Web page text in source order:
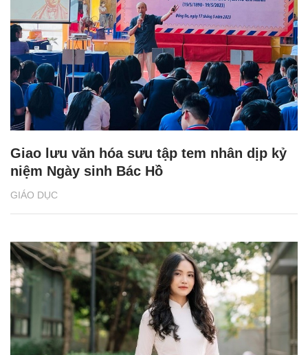
GIÁO DỤC
Giao lưu văn hóa sưu tập tem nhân dịp kỷ
niệm Ngày sinh Bác Hồ